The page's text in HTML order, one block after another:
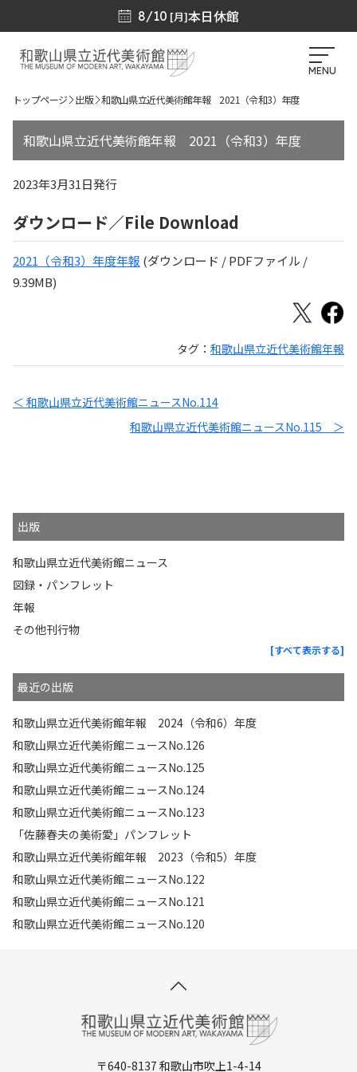
8/10 [月]本日休館
MENU
トップページ 出版 和歌山県立近代美術館年報 2021（令和3）年度
和歌山県立近代美術館年報 2021（令和3）年度
2023年3月31日発行
ダウンロード／File Download
2021（令和3）年度年報 (ダウンロード / PDFファイル /
9.39MB)
タグ： 和歌山県立近代美術館年報
＜ 和歌山県立近代美術館ニュースNo.114
和歌山県立近代美術館ニュースNo.115 ＞
出版
和歌山県立近代美術館ニュース
図録・パンフレット
年報
その他刊行物
[すべて表示する]
最近の出版
和歌山県立近代美術館年報 2024（令和6）年度
和歌山県立近代美術館ニュースNo.126
和歌山県立近代美術館ニュースNo.125
和歌山県立近代美術館ニュースNo.124
和歌山県立近代美術館ニュースNo.123
「佐藤春夫の美術愛」パンフレット
和歌山県立近代美術館年報 2023（令和5）年度
和歌山県立近代美術館ニュースNo.122
和歌山県立近代美術館ニュースNo.121
和歌山県立近代美術館ニュースNo.120
〒640-8137 和歌山市吹上1-4-14